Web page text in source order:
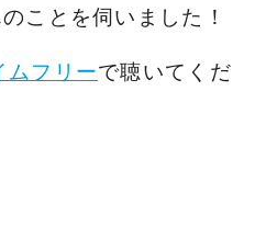
ことを伺いました！
ムフリーで聴いてくだ